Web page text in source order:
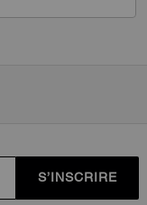
S’INSCRIRE